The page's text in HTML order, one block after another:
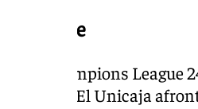
de octubre
Champions
octubre. El Unicaja